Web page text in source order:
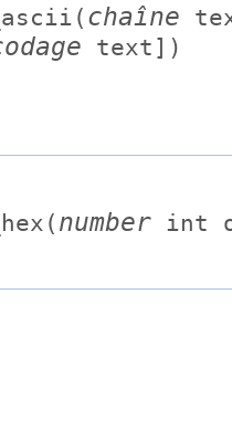
chaîne
text ])
number int